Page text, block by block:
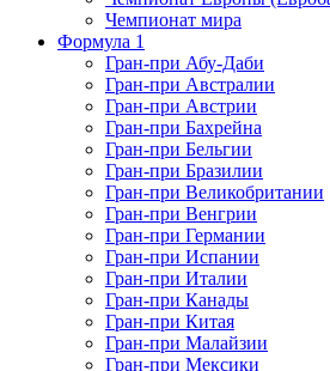
Чемпионат мира
Формула 1
Гран-при Абу-Даби
Гран-при Австралии
Гран-при Австрии
Гран-при Бахрейна
Гран-при Бельгии
Гран-при Бразилии
Гран-при Великобритании
Гран-при Венгрии
Гран-при Германии
Гран-при Испании
Гран-при Италии
Гран-при Канады
Гран-при Китая
Гран-при Малайзии
Гран-при Мексики